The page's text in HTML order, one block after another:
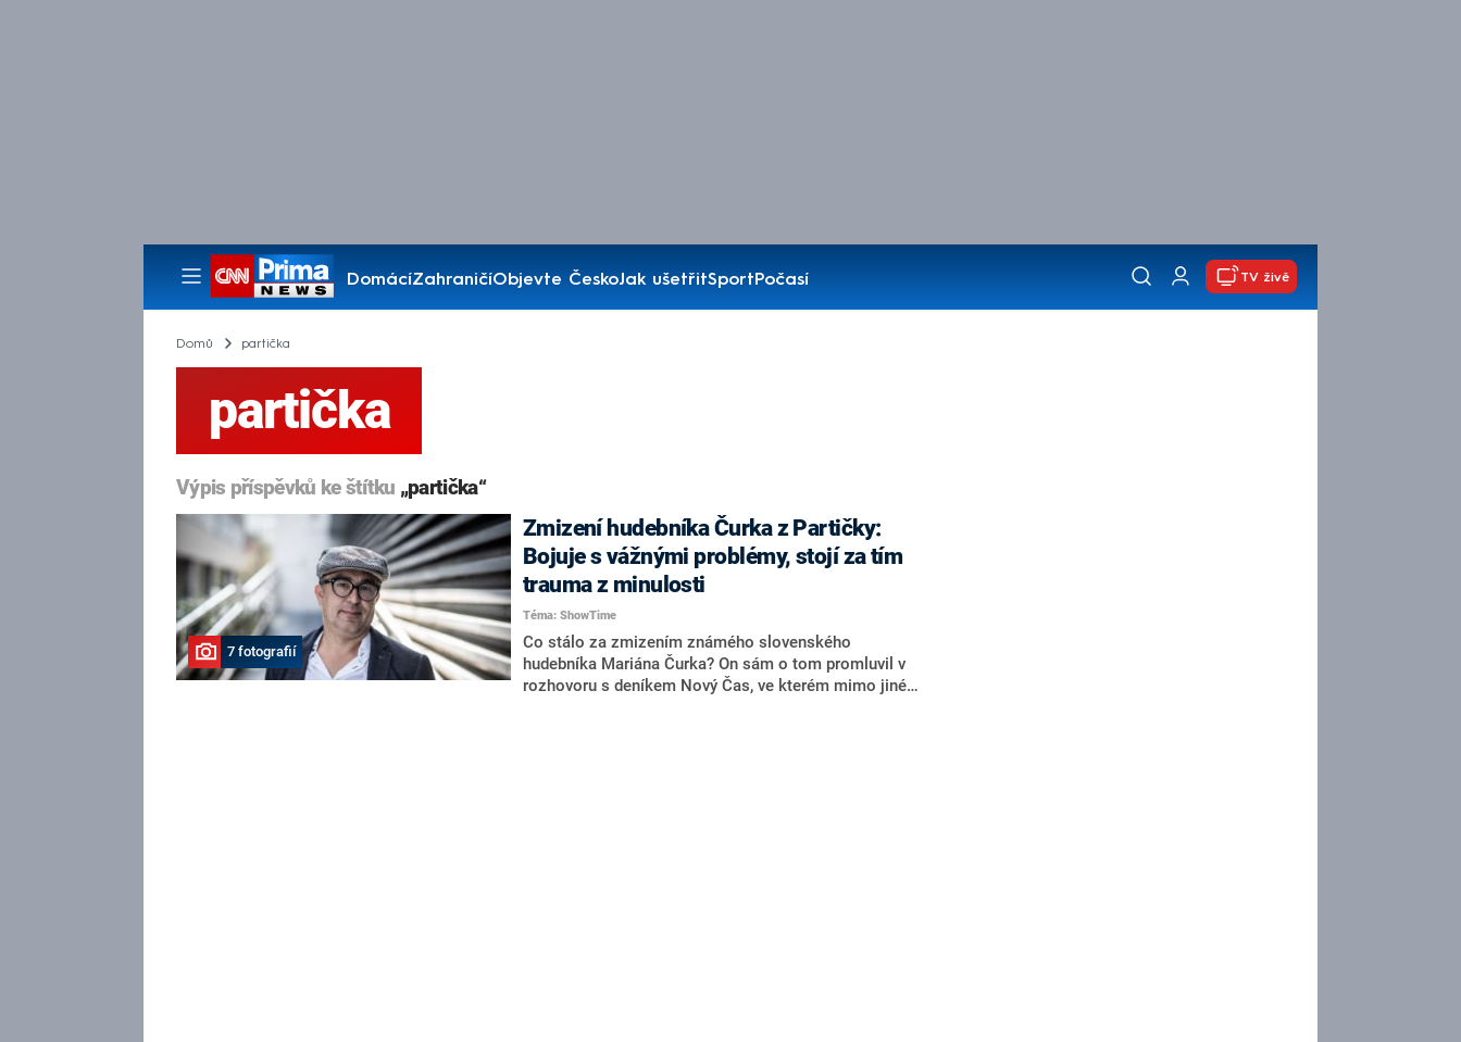
DomácíZahraničíObjevte ČeskoJak ušetřitSportPočasí
Pořady
TV živě
Domů partička
partička
Výpis příspěvků ke štítku „partička“
7 fotografií
Zmizení hudebníka Čurka z Partičky:
Bojuje s vážnými problémy, stojí za tím
trauma z minulosti
Téma: ShowTime
Co stálo za zmizením známého slovenského
hudebníka Mariána Čurka? On sám o tom promluvil v
rozhovoru s deníkem Nový Čas, ve kterém mimo jiné